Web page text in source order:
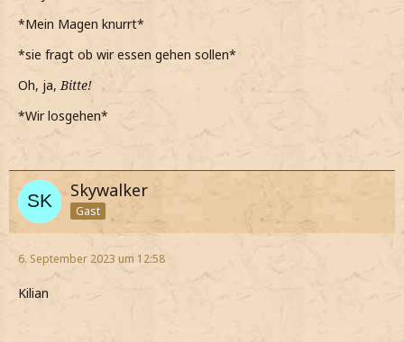
Wollen wir vielleicht etwas essen gehen?
*ihn frage und ihn etwas besorgt anschaue*
Shadow Forest
*Mein Magen knurrt*
*sie fragt ob wir essen gehen sollen*
Oh, ja,Bitte!
*Wir losgehen*
Skywalker
Gast
6. September 2023 um 12:58
Kilian